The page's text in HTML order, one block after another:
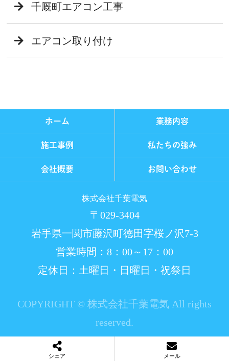
千厩町エアコン工事
エアコン取り付け
ホーム 業務内容
施工事例 私たちの強み
会社概要 お問い合わせ
株式会社千葉電気
〒029-3404
岩手県一関市藤沢町徳田字桜ノ沢7-3
営業時間：8：00～17：00
定休日：土曜日・日曜日・祝祭日
COPYRIGHT © 株式会社千葉電気 All rights
reserved.
シェア メール